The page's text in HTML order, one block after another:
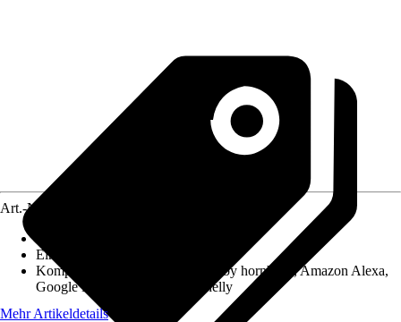
Art.-Nr.
Einsatzbereich
Kompatibilität
SMART HOME by hornbach, Amazon Alexa,
Google Home, Philips Hue, Shelly
Mehr Artikeldetails